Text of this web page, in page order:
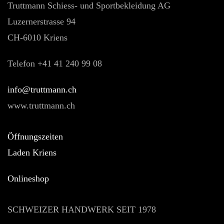
Truttmann Schiess- und Sportbekleidung AG
Luzernerstrasse 94
CH-6010 Kriens
Telefon +41 41 240 99 08
hc.nnamtturt@ofni
www.truttmann.ch
Öffnungszeiten
Laden Kriens
Onlineshop
SCHWEIZER HANDWERK SEIT 1978